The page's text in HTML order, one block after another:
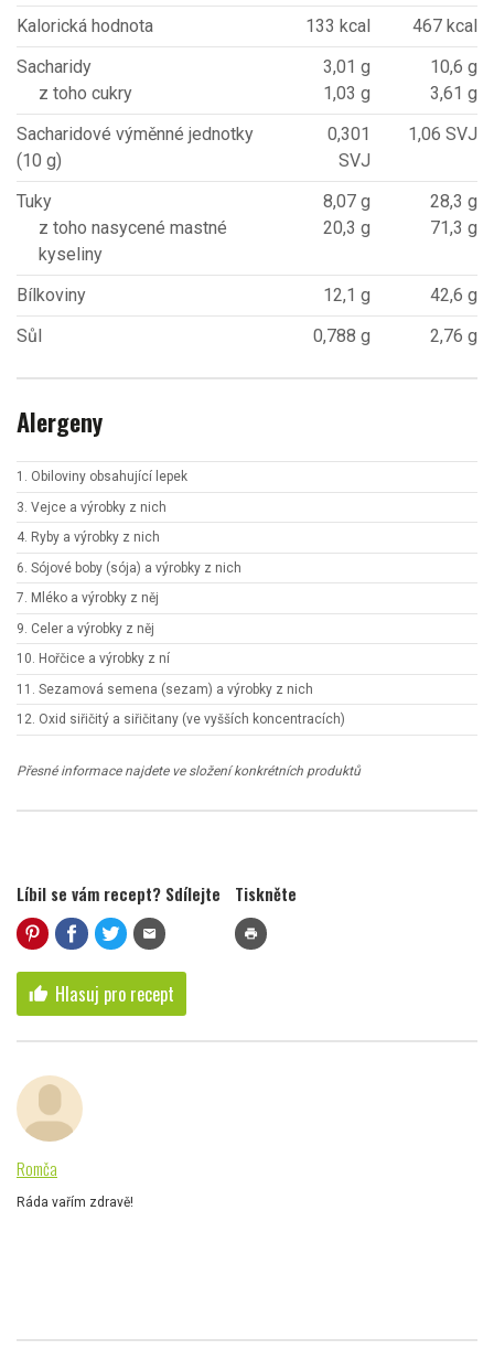
Kalorická hodnota
133 kcal
467 kcal
Sacharidy
z toho cukry
3,01 g
1,03 g
10,6 g
3,61 g
Sacharidové výměnné jednotky
(10 g)
0,301
SVJ
1,06 SVJ
Tuky
z toho nasycené mastné
kyseliny
8,07 g
20,3 g
28,3 g
71,3 g
Bílkoviny 12,1 g
42,6 g
Sůl
0,788 g 2,76 g
Alergeny
1. Obiloviny obsahující lepek
3. Vejce a výrobky z nich
4. Ryby a výrobky z nich
6. Sójové boby (sója) a výrobky z nich
7. Mléko a výrobky z něj
9. Celer a výrobky z něj
10. Hořčice a výrobky z ní
11. Sezamová semena (sezam) a výrobky z nich
12. Oxid siřičitý a siřičitany (ve vyšších koncentracích)
Přesné informace najdete ve složení konkrétních produktů
Líbil se vám recept? Sdílejte
mail
Tiskněte
print
thumb_up Hlasuj pro recept
Romča
Ráda vařím zdravě!